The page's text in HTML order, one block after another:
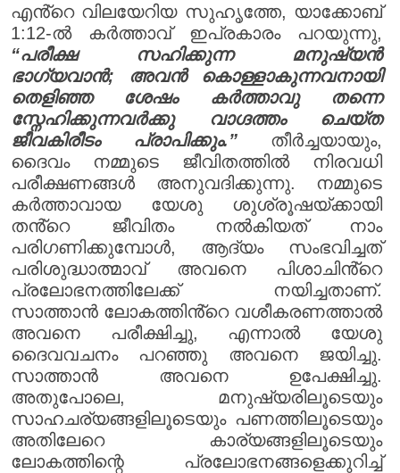
എൻ്റെ വിലയേറിയ സുഹൃത്തേ, യാക്കോബ്
1:12-ൽ കർത്താവ് ഇപ്രകാരം പറയുന്നു,
“പരീക്ഷ സഹിക്കുന്ന മനുഷ്യൻ
ഭാഗ്യവാൻ; അവൻ കൊള്ളാകുന്നവനായി
തെളിഞ്ഞ ശേഷം കർത്താവു തന്നെ
സ്നേഹിക്കുന്നവർക്കു വാഗ്ദത്തം ചെയ്ത
ജീവകിരീടം പ്രാപിക്കും.” തീർച്ചയായും,
ദൈവം നമ്മുടെ ജീവിതത്തിൽ നിരവധി
പരീക്ഷണങ്ങൾ അനുവദിക്കുന്നു. നമ്മുടെ
കർത്താവായ യേശു ശുശ്രൂഷയ്‌ക്കായി
തൻ്റെ ജീവിതം നൽകിയത് നാം
പരിഗണിക്കുമ്പോൾ, ആദ്യം സംഭവിച്ചത്
പരിശുദ്ധാത്മാവ് അവനെ പിശാചിൻ്റെ
പ്രലോഭനത്തിലേക്ക് നയിച്ചതാണ്.
സാത്താൻ ലോകത്തിൻ്റെ വശീകരണത്താൽ
അവനെ പരീക്ഷിച്ചു, എന്നാൽ യേശു
ദൈവവചനം പറഞ്ഞു അവനെ ജയിച്ചു.
സാത്താൻ അവനെ ഉപേക്ഷിച്ചു.
അതുപോലെ, മനുഷ്യരിലൂടെയും
സാഹചര്യങ്ങളിലൂടെയും പണത്തിലൂടെയും
അതിലേറെ കാര്യങ്ങളിലൂടെയും
ലോകത്തിന്റെ പ്രലോഭനങ്ങളെക്കുറിച്ച്